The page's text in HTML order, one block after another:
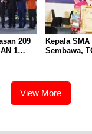
209
1
Kepala SMA
Sembawa, TOREHKAN
View More